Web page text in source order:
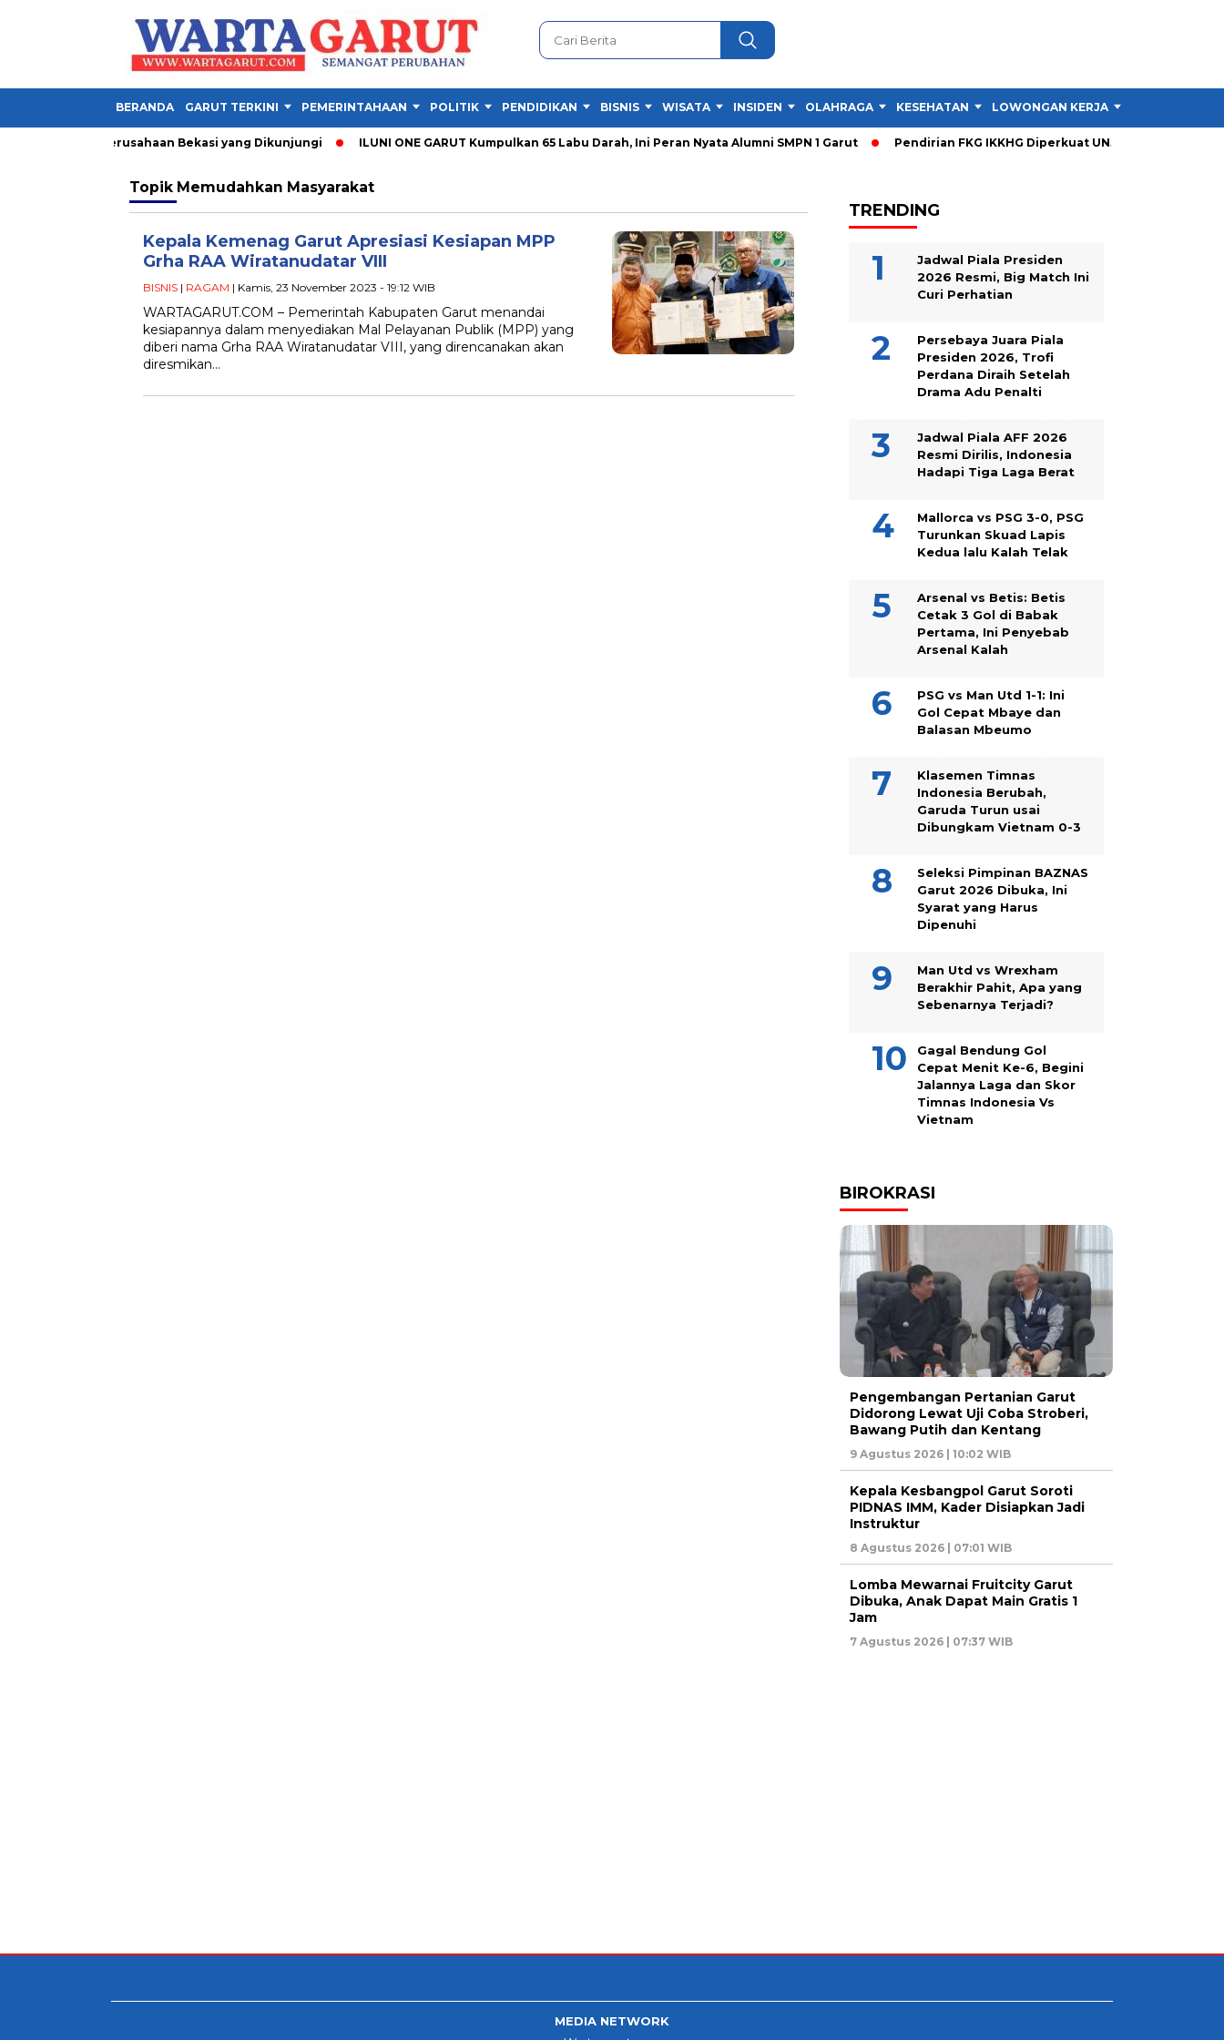
BERANDA GARUT TERKINI PEMERINTAHAAN POLITIK PENDIDIKAN BISNIS WISATA INSIDEN OLAHRAGA KESEHATAN LOWONGAN KERJA
Garut, Ini 3 Perusahaan Bekasi yang Dikunjungi ILUNI ONE GARUT Kumpulkan 65 Labu Darah, Ini Peran Nyata Alumni SMPN 1 Garut Pendirian FKG IKKHG Diperkuat UNJANI, Ini Langkah
Topik Memudahkan Masyarakat
Kepala Kemenag Garut Apresiasi Kesiapan MPP
Grha RAA Wiratanudatar VIII
BISNIS | RAGAM | Kamis, 23 November 2023 - 19:12 WIB
WARTAGARUT.COM – Pemerintah Kabupaten Garut menandai
kesiapannya dalam menyediakan Mal Pelayanan Publik (MPP) yang
diberi nama Grha RAA Wiratanudatar VIII, yang direncanakan akan
diresmikan…
TRENDING
Jadwal Piala Presiden
2026 Resmi, Big Match Ini
Curi Perhatian
Persebaya Juara Piala
Presiden 2026, Trofi
Perdana Diraih Setelah
Drama Adu Penalti
Jadwal Piala AFF 2026
Resmi Dirilis, Indonesia
Hadapi Tiga Laga Berat
Mallorca vs PSG 3-0, PSG
Turunkan Skuad Lapis
Kedua lalu Kalah Telak
Arsenal vs Betis: Betis
Cetak 3 Gol di Babak
Pertama, Ini Penyebab
Arsenal Kalah
PSG vs Man Utd 1-1: Ini
Gol Cepat Mbaye dan
Balasan Mbeumo
Klasemen Timnas
Indonesia Berubah,
Garuda Turun usai
Dibungkam Vietnam 0-3
Seleksi Pimpinan BAZNAS
Garut 2026 Dibuka, Ini
Syarat yang Harus
Dipenuhi
Man Utd vs Wrexham
Berakhir Pahit, Apa yang
Sebenarnya Terjadi?
Gagal Bendung Gol
Cepat Menit Ke-6, Begini
Jalannya Laga dan Skor
Timnas Indonesia Vs
Vietnam
BIROKRASI
Pengembangan Pertanian Garut
Didorong Lewat Uji Coba Stroberi,
Bawang Putih dan Kentang
9 Agustus 2026 | 10:02 WIB
Kepala Kesbangpol Garut Soroti
PIDNAS IMM, Kader Disiapkan Jadi
Instruktur
8 Agustus 2026 | 07:01 WIB
Lomba Mewarnai Fruitcity Garut
Dibuka, Anak Dapat Main Gratis 1
Jam
7 Agustus 2026 | 07:37 WIB
MEDIA NETWORK